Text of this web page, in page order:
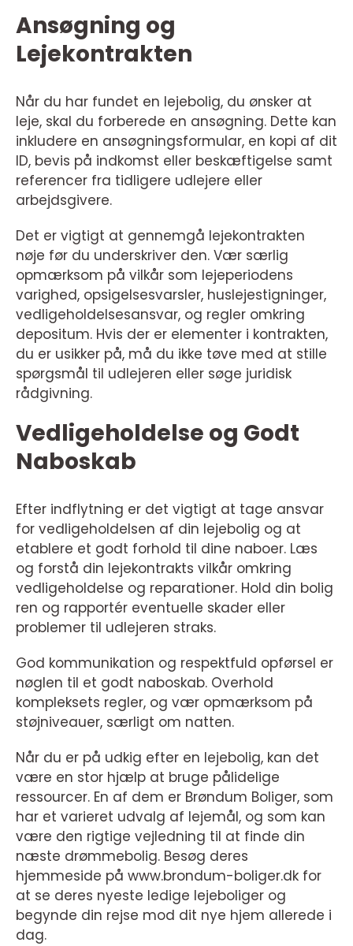
Ansøgning og
Lejekontrakten
Når du har fundet en lejebolig, du ønsker at
leje, skal du forberede en ansøgning. Dette kan
inkludere en ansøgningsformular, en kopi af dit
ID, bevis på indkomst eller beskæftigelse samt
referencer fra tidligere udlejere eller
arbejdsgivere.
Det er vigtigt at gennemgå lejekontrakten
nøje før du underskriver den. Vær særlig
opmærksom på vilkår som lejeperiodens
varighed, opsigelsesvarsler, huslejestigninger,
vedligeholdelsesansvar, og regler omkring
depositum. Hvis der er elementer i kontrakten,
du er usikker på, må du ikke tøve med at stille
spørgsmål til udlejeren eller søge juridisk
rådgivning.
Vedligeholdelse og Godt
Naboskab
Efter indflytning er det vigtigt at tage ansvar
for vedligeholdelsen af din lejebolig og at
etablere et godt forhold til dine naboer. Læs
og forstå din lejekontrakts vilkår omkring
vedligeholdelse og reparationer. Hold din bolig
ren og rapportér eventuelle skader eller
problemer til udlejeren straks.
God kommunikation og respektfuld opførsel er
nøglen til et godt naboskab. Overhold
kompleksets regler, og vær opmærksom på
støjniveauer, særligt om natten.
Når du er på udkig efter en lejebolig, kan det
være en stor hjælp at bruge pålidelige
ressourcer. En af dem er Brøndum Boliger, som
har et varieret udvalg af lejemål, og som kan
være den rigtige vejledning til at finde din
næste drømmebolig. Besøg deres
hjemmeside på www.brondum-boliger.dk for
at se deres nyeste ledige lejeboliger og
begynde din rejse mod dit nye hjem allerede i
dag.